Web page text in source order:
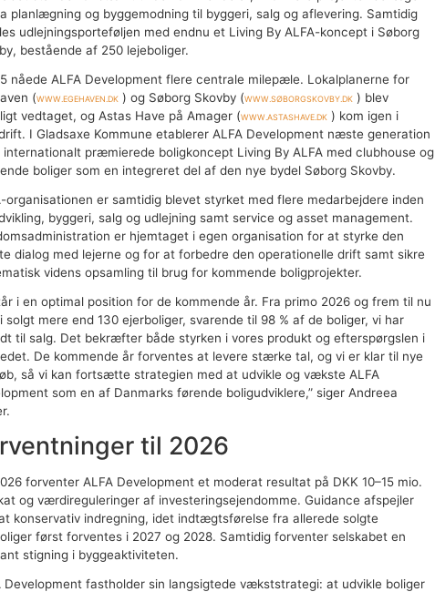
planlægning og byggemodning til byggeri, salg og aflevering. Samtidig
udlejningsporteføljen med endnu et Living By ALFA-koncept i Søborg
bestående af 250 lejeboliger.
nåede ALFA Development flere centrale milepæle. Lokalplanerne for
(www.egehaven.dk ) og Søborg Skovby (www.søborgskovby.dk ) blev
vedtaget, og Astas Have på Amager (www.astashave.dk ) kom igen i
I Gladsaxe Kommune etablerer ALFA Development næste generation
internationalt præmierede boligkoncept Living By ALFA med clubhouse og
boliger som en integreret del af den nye bydel Søborg Skovby.
organisationen er samtidig blevet styrket med flere medarbejdere inden
byggeri, salg og udlejning samt service og asset management.
er hjemtaget i egen organisation for at styrke den
dialog med lejerne og for at forbedre den operationelle drift samt sikre
videns opsamling til brug for kommende boligprojekter.
i en optimal position for de kommende år. Fra primo 2026 og frem til nu
solgt mere end 130 ejerboliger, svarende til 98 % af de boliger, vi har
til salg. Det bekræfter både styrken i vores produkt og efterspørgslen i
De kommende år forventes at levere stærke tal, og vi er klar til nye
så vi kan fortsætte strategien med at udvikle og vækste ALFA
som en af Danmarks førende boligudviklere,” siger Andreea
til 2026
forventer ALFA Development et moderat resultat på DKK 10–15 mio.
og værdireguleringer af investeringsejendomme. Guidance afspejler
konservativ indregning, idet indtægtsførelse fra allerede solgte
først forventes i 2027 og 2028. Samtidig forventer selskabet en
stigning i byggeaktiviteten.
Development fastholder sin langsigtede vækststrategi: at udvikle boliger